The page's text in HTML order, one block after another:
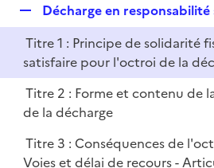
r
e
r
l
i
e
r
e
p
l
i
Décharge en
Titre 1 : Principe de solidarité
satisfaire pour l'octroi de la
Titre 2 : Forme et contenu de
de la décharge
Titre 3 : Conséquences de
Voies et délai de recours -